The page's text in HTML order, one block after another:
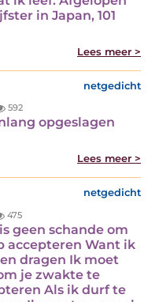
in Japan, 101
Lees meer >
netgedicht
592
opgeslagen
Lees meer >
netgedicht
475
geen schande om
accepteren Want ik
dragen Ik moet
je zwakte te
Als ik durf te